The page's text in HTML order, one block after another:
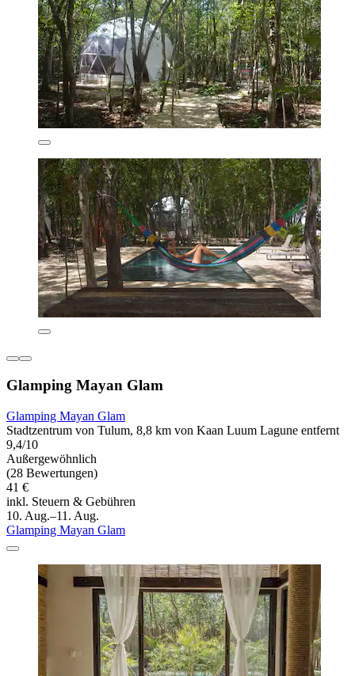
Glamping Mayan Glam
Glamping Mayan Glam
Stadtzentrum von Tulum, 8,8 km von Kaan Luum Lagune entfernt
9,4/10
Außergewöhnlich
(28 Bewertungen)
41 €
inkl. Steuern & Gebühren
10. Aug.–11. Aug.
Glamping Mayan Glam